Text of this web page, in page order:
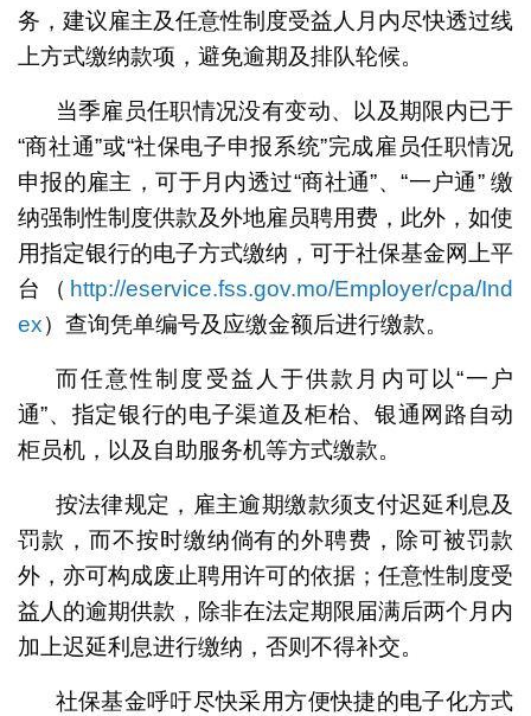
务，建议雇主及任意性制度受益人月内尽快透过线
上方式缴纳款项，避免逾期及排队轮候。
当季雇员任职情况没有变动、以及期限内已于
“商社通”或“社保电子申报系统”完成雇员任职情况
申报的雇主，可于月内透过“商社通”、“一户通” 缴
纳强制性制度供款及外地雇员聘用费，此外，如使
用指定银行的电子方式缴纳，可于社保基金网上平
台（ http://eservice.fss.gov.mo/Employer/cpa/Ind
ex）查询凭单编号及应缴金额后进行缴款。
而任意性制度受益人于供款月内可以“一户
通”、指定银行的电子渠道及柜枱、银通网路自动
柜员机，以及自助服务机等方式缴款。
按法律规定，雇主逾期缴款须支付迟延利息及
罚款，而不按时缴纳倘有的外聘费，除可被罚款
外，亦可构成废止聘用许可的依据；任意性制度受
益人的逾期供款，除非在法定期限届满后两个月内
加上迟延利息进行缴纳，否则不得补交。
社保基金呼吁尽快采用方便快捷的电子化方式